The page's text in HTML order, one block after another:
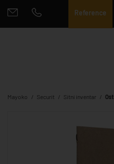
Reference
Mayoko Securit Sitni inventar